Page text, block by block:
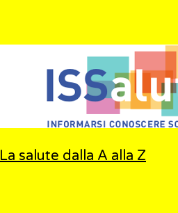
La salute dalla A alla Z